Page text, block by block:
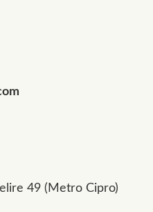
49 (Metro Cipro)